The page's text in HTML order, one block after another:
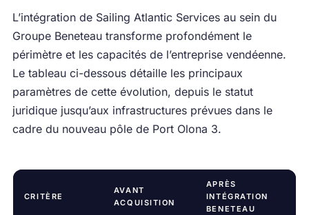
L’intégration de Sailing Atlantic Services au sein du
Groupe Beneteau transforme profondément le
périmètre et les capacités de l’entreprise vendéenne.
Le tableau ci-dessous détaille les principaux
paramètres de cette évolution, depuis le statut
juridique jusqu’aux infrastructures prévues dans le
cadre du nouveau pôle de Port Olona 3.
CRITÈRE
AVANT
ACQUISITION
APRÈS
INTÉGRATION
BENETEAU